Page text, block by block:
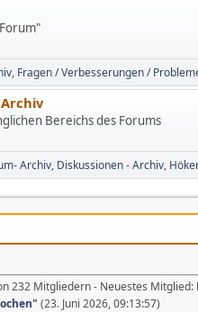
Fragen / Verbesserungen /
Bereichs des Forums
Archiv Diskussionen - Archiv
232 Mitgliedern - Neuestes Mitglied:
" (23. Juni 2026, 09:13:57)